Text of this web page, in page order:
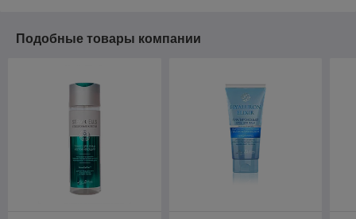
Подобные товары компании